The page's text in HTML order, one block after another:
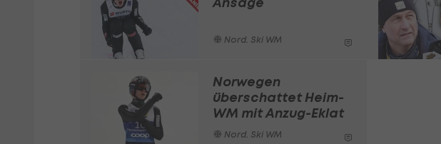
Nord. Ski WM
Norwegen
überschattet Heim-
WM mit Anzug-Eklat
Nord. Ski WM